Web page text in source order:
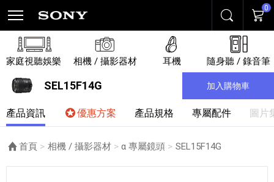
搜尋 購物
0
家庭視聽娛樂 相機 / 攝影器材 耳機 隨身聽 / 錄音筆
SEL15F14G 加入購物車
產品資訊 優惠方案 產品規格 專屬配件 圖片
首頁 相機 / 攝影器材 α 專屬鏡頭 目前頁面：
SEL15F14G